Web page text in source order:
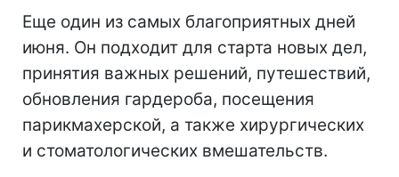
Еще один из самых благоприятных дней
июня. Он подходит для старта новых дел,
принятия важных решений, путешествий,
обновления гардероба, посещения
парикмахерской, а также хирургических
и стоматологических вмешательств.